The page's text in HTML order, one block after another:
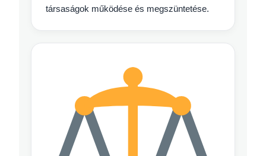
társaságok működése és megszüntetése.